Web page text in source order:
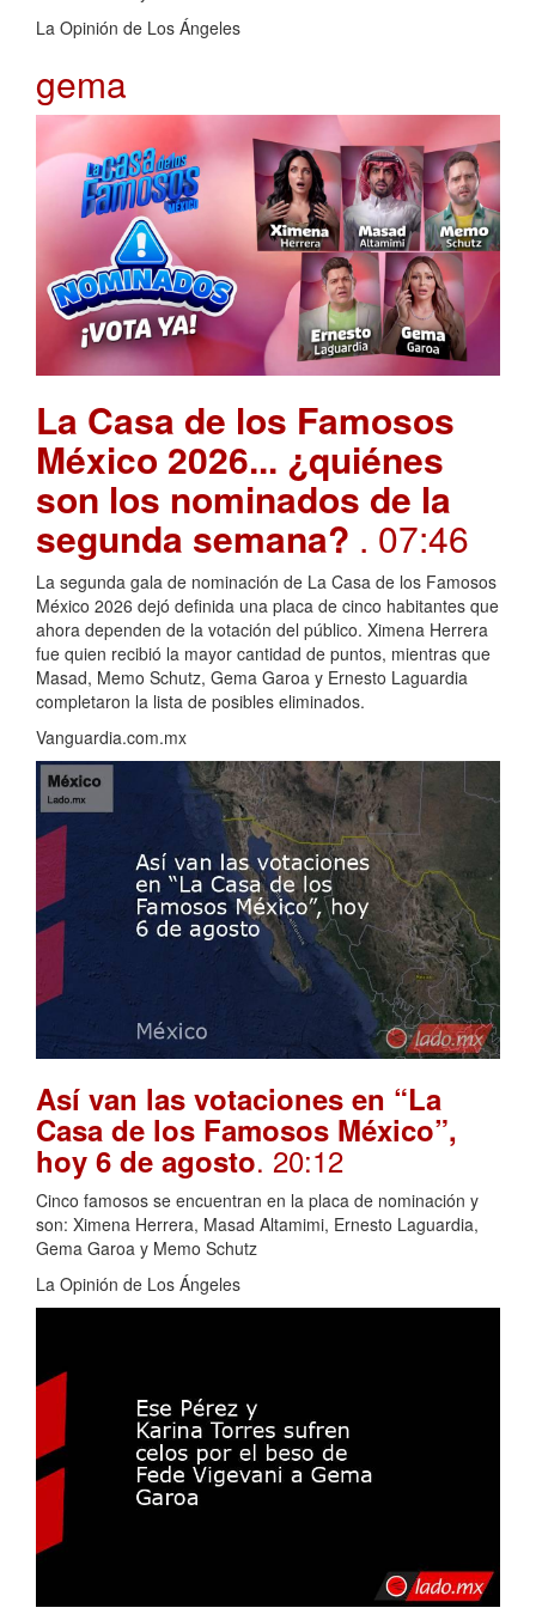
La Opinión de Los Ángeles
gema
La Casa de los Famosos
México 2026... ¿quiénes
son los nominados de la
segunda semana? . 07:46
La segunda gala de nominación de La Casa de los Famosos
México 2026 dejó definida una placa de cinco habitantes que
ahora dependen de la votación del público. Ximena Herrera
fue quien recibió la mayor cantidad de puntos, mientras que
Masad, Memo Schutz, Gema Garoa y Ernesto Laguardia
completaron la lista de posibles eliminados.
Vanguardia.com.mx
Así van las votaciones en “La
Casa de los Famosos México”,
hoy 6 de agosto. 20:12
Cinco famosos se encuentran en la placa de nominación y
son: Ximena Herrera, Masad Altamimi, Ernesto Laguardia,
Gema Garoa y Memo Schutz
La Opinión de Los Ángeles